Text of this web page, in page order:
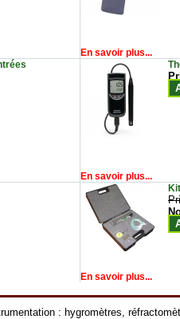
En savoir plus...
En savoir plus...
En savoir plus...
: hygromètres,